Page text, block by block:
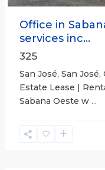
Office in
services inc...
325
San José, San José,
Estate Lease |
Sabana Oeste w ...
Alajuela